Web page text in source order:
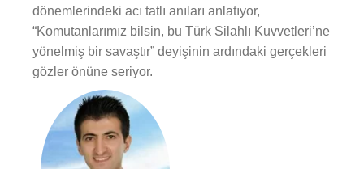
dönemlerindeki acı tatlı anıları anlatıyor,
“Komutanlarımız bilsin, bu Türk Silahlı Kuvvetleri’ne
yönelmiş bir savaştır” deyişinin ardındaki gerçekleri
gözler önüne seriyor.